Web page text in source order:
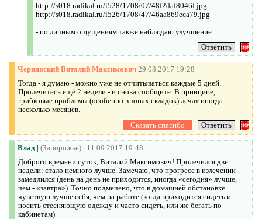
http://s018.radikal.ru/i528/1708/07/48f2daf8046f.jpg
http://s018.radikal.ru/i526/1708/47/46aa869eca79.jpg
- по личным ощущениям также наблюдаю улучшение.
Чернявский Виталий Максимович 29.08.2017 19:28
Тогда - я думаю - можно уже не отчитываться каждые 5 дней.
Пролечитесь ещё 2 недели - и снова сообщите. В принципе,
грибковые проблемы (особенно в зонах складок) лечат иногда
несколько месяцев.
Влад | (Запорожье) | 11.09.2017 19:48
Доброго времени суток, Виталий Максимович! Пролечился две
недели: стало немного лучше. Замечаю, что прогресс в излечении
замедлился (день на день не приходится, иногда «сегодня» лучше,
чем - «завтра»). Точно подмечено, что в домашней обстановке
чувствую лучше себя, чем на работе (когда приходится сидеть и
носить стесняющую одежду и часто сидеть, или же бегать по
кабинетам)